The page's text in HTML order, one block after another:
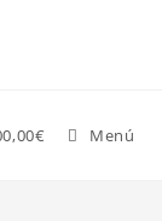
0,00€ Menú